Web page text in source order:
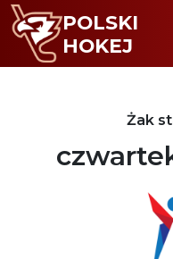
POLSKI
HOKEJ
Żak